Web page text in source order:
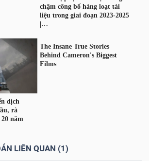
LIÊN QUAN (1)